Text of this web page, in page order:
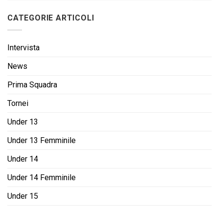
CATEGORIE ARTICOLI
Intervista
News
Prima Squadra
Tornei
Under 13
Under 13 Femminile
Under 14
Under 14 Femminile
Under 15